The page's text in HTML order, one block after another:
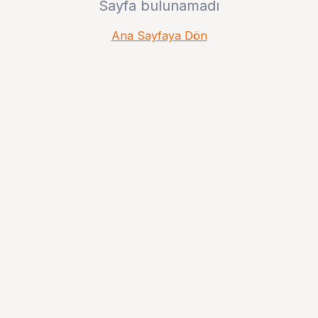
Sayfa bulunamadı
Ana Sayfaya Dön